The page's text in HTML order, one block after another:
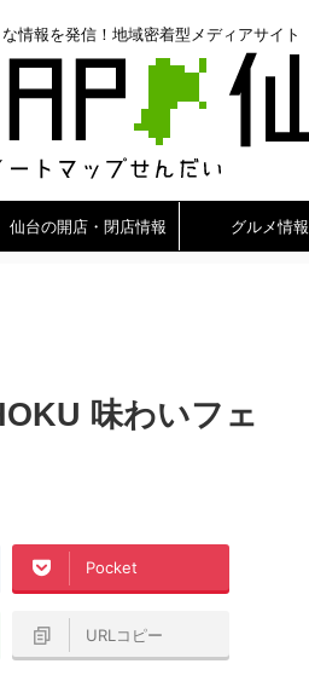
情報を発信！地域密着型メディアサイト
仙台の開店・閉店情報 グルメ情報
味わいフェ
Pocket
URLコピー